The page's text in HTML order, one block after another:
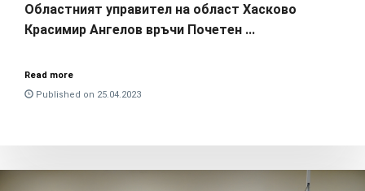
Областният управител на област Хасково
Красимир Ангелов връчи Почетен ...
Read more
Published on 25.04.2023